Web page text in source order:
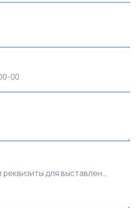
Комментарий и/или реквизиты для выставления счёта